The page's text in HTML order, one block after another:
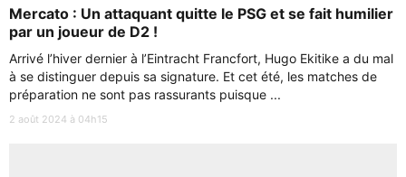
Mercato : Un attaquant quitte le PSG et se fait humilier
par un joueur de D2 !
Arrivé l’hiver dernier à l’Eintracht Francfort, Hugo Ekitike a du mal
à se distinguer depuis sa signature. Et cet été, les matches de
préparation ne sont pas rassurants puisque ...
2 août 2024 à 04h15